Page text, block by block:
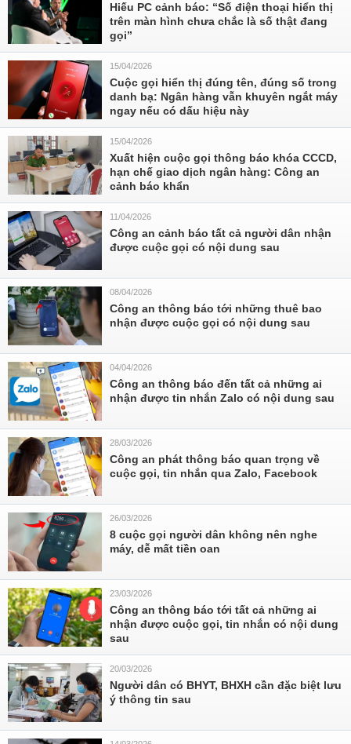
Hiếu PC cảnh báo: “Số điện thoại hiển thị
trên màn hình chưa chắc là số thật đang
gọi”
15/04/2026
Cuộc gọi hiển thị đúng tên, đúng số trong
danh bạ: Ngân hàng vẫn khuyên ngắt máy
ngay nếu có dấu hiệu này
15/04/2026
Xuất hiện cuộc gọi thông báo khóa CCCD,
hạn chế giao dịch ngân hàng: Công an
cảnh báo khẩn
11/04/2026
Công an cảnh báo tất cả người dân nhận
được cuộc gọi có nội dung sau
08/04/2026
Công an thông báo tới những thuê bao
nhận được cuộc gọi có nội dung sau
04/04/2026
Công an thông báo đến tất cả những ai
nhận được tin nhắn Zalo có nội dung sau
28/03/2026
Công an phát thông báo quan trọng về
cuộc gọi, tin nhắn qua Zalo, Facebook
26/03/2026
8 cuộc gọi người dân không nên nghe
máy, dễ mất tiền oan
23/03/2026
Công an thông báo tới tất cả những ai
nhận được cuộc gọi, tin nhắn có nội dung
sau
20/03/2026
Người dân có BHYT, BHXH cần đặc biệt lưu
ý thông tin sau